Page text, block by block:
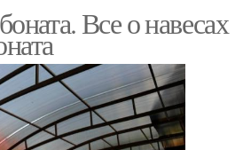
Все о навесах